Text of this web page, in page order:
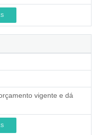
vigente e dá